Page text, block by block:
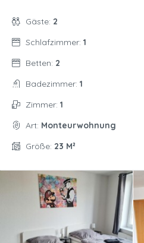
Gäste: 2
Schlafzimmer: 1
Betten: 2
Badezimmer: 1
Zimmer: 1
Art: Monteurwohnung
Größe: 23 M²